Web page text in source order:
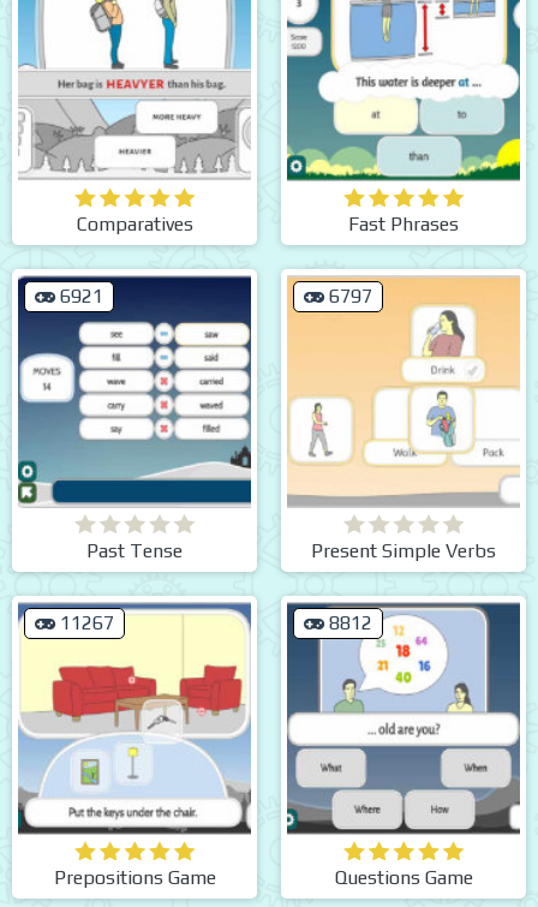
Comparatives Fast Phrases
6921
Past Tense
6797
Present Simple Verbs
11267
Prepositions Game
8812
Questions Game